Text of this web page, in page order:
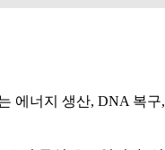
에너지 생산, DNA 복구,